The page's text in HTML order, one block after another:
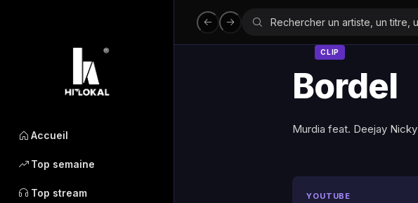
Accueil
Top semaine
Top stream
CLIP
Bordel
Murdia feat. Deejay Nicky
YOUTUBE